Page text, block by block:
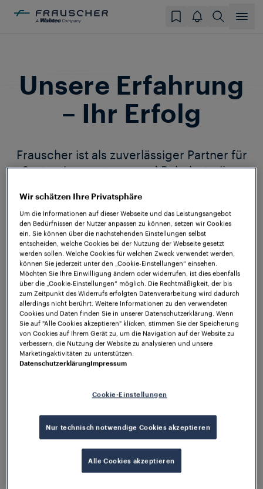
Unsere Erfahrung
– Ihr Erfolg
Frauscher ist als zuverlässiger Partner für
Systemintegratoren und Bahnbetreiber
Jahrzehnten haben wir Projekte auf allen
Kontinenten und unter den
unterschiedlichsten technischen und
klimatischen Bedingungen erfolgreich
umgesetzt – zur vollsten Zufriedenheit
unserer Kunden.
Wir schätzen Ihre Privatsphäre
Um die Informationen auf dieser Webseite und das Leistungsangebot
den Bedürfnissen der Nutzer anpassen zu können, setzen wir Cookies
ein. Sie können über die nachstehenden Einstellungen selbst
entscheiden, welche Cookies bei der Nutzung der Webseite gesetzt
werden sollen. Welche Cookies für welchen Zweck verwendet werden,
können Sie jederzeit unter den „Cookie-Einstellungen“ einsehen.
Möchten Sie Ihre Einwilligung ändern oder widerrufen, ist dies ebenfalls
über die „Cookie-Einstellungen“ möglich. Die Rechtmäßigkeit, der bis
zum Zeitpunkt des Widerrufs erfolgten Datenverarbeitung wird dadurch
allerdings nicht berührt. Weitere Informationen zu den verwendeten
Cookies und Daten finden Sie in unserer Datenschutzerklärung. Wenn
Sie auf "Alle Cookies akzeptieren" klicken, stimmen Sie der Speicherung
von Cookies auf Ihrem Gerät zu, um die Navigation auf der Website zu
verbessern, die Nutzung der Website zu analysieren und unsere
Marketingaktivitäten zu unterstützen.
DatenschutzerklärungImpressum
Cookie-Einstellungen
Nur technisch notwendige Cookies akzeptieren
Alle Cookies akzeptieren